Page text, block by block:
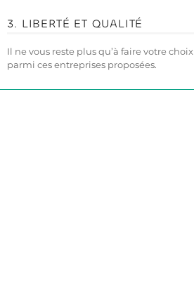
3. LIBERTÉ ET QUALITÉ
Il ne vous reste plus qu’à faire votre choix
parmi ces entreprises proposées.